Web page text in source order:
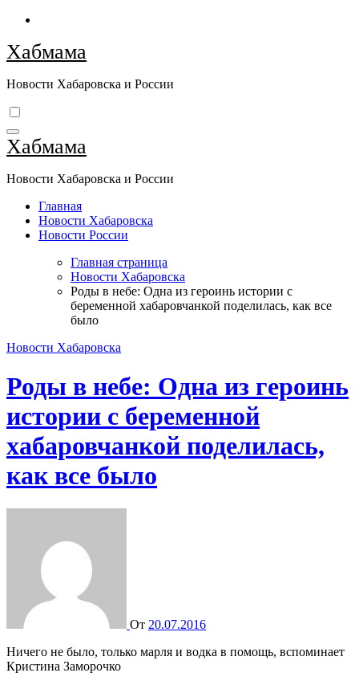
Перейти
содержимому
Хабмама
Новости Хабаровска и России
Хабмама
Новости Хабаровска и России
Главная
Новости Хабаровска
Новости России
Главная страница
Новости Хабаровска
Роды в небе: Одна из героинь истории с
беременной хабаровчанкой поделилась, как все
было
Новости Хабаровска
Роды в небе: Одна из героинь
истории с беременной
хабаровчанкой поделилась,
как все было
От 20.07.2016
Ничего не было, только марля и водка в помощь, вспоминает
Кристина Заморочко